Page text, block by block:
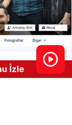
İzle